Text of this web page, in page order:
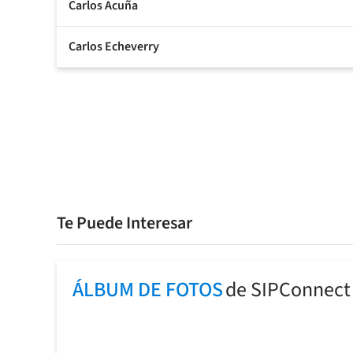
Carlos Acuña
Carlos Echeverry
Te Puede Interesar
ÁLBUM DE FOTOSde